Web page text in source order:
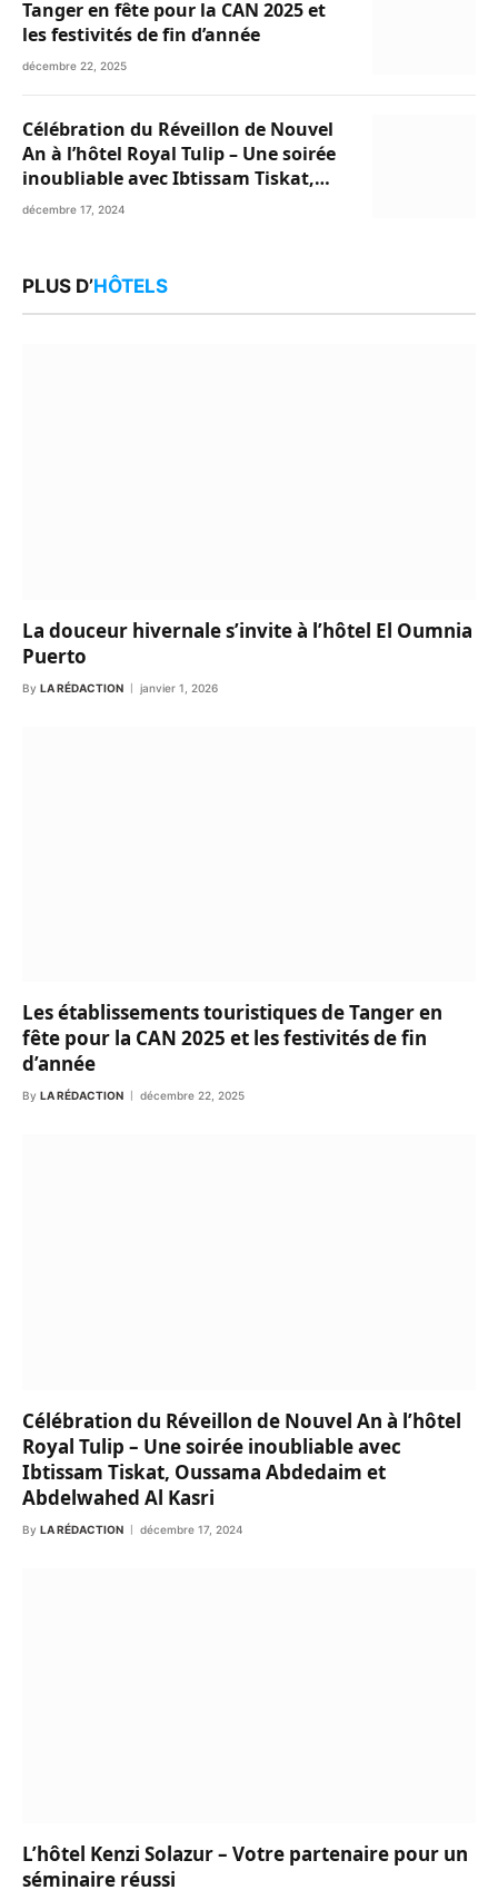
Tanger en fête pour la CAN 2025 et
les festivités de fin d’année
décembre 22, 2025
Célébration du Réveillon de Nouvel
An à l’hôtel Royal Tulip – Une soirée
inoubliable avec Ibtissam Tiskat,
Oussama Abdedaim et Abdelwahed
décembre 17, 2024
PLUS D’HÔTELS
La douceur hivernale s’invite à l’hôtel El Oumnia
Puerto
By LA RÉDACTION janvier 1, 2026
Les établissements touristiques de Tanger en
fête pour la CAN 2025 et les festivités de fin
d’année
By LA RÉDACTION décembre 22, 2025
Célébration du Réveillon de Nouvel An à l’hôtel
Royal Tulip – Une soirée inoubliable avec
Ibtissam Tiskat, Oussama Abdedaim et
Abdelwahed Al Kasri
By LA RÉDACTION décembre 17, 2024
L’hôtel Kenzi Solazur – Votre partenaire pour un
séminaire réussi